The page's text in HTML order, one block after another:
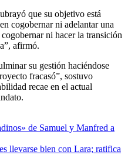
que su objetivo está
cogobernar ni adelantar una
ni hacer la transición
afirmó.
su gestión haciéndose
fracasó”, sostuvo
recae en el actual
de Samuel y Manfred a
llevarse bien con Lara; ratifica